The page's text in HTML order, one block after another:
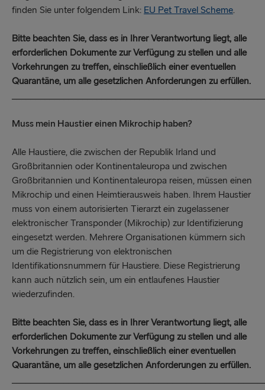
finden Sie unter folgendem Link: EU Pet Travel Scheme.
Bitte beachten Sie, dass es in Ihrer Verantwortung liegt, alle
erforderlichen Dokumente zur Verfügung zu stellen und alle
Vorkehrungen zu treffen, einschließlich einer eventuellen
Quarantäne, um alle gesetzlichen Anforderungen zu erfüllen.
Muss mein Haustier einen Mikrochip haben?
Alle Haustiere, die zwischen der Republik Irland und
Großbritannien oder Kontinentaleuropa und zwischen
Großbritannien und Kontinentaleuropa reisen, müssen einen
Mikrochip und einen Heimtierausweis haben. Ihrem Haustier
muss von einem autorisierten Tierarzt ein zugelassener
elektronischer Transponder (Mikrochip) zur Identifizierung
eingesetzt werden. Mehrere Organisationen kümmern sich
um die Registrierung von elektronischen
Identifikationsnummern für Haustiere. Diese Registrierung
kann auch nützlich sein, um ein entlaufenes Haustier
wiederzufinden.
Bitte beachten Sie, dass es in Ihrer Verantwortung liegt, alle
erforderlichen Dokumente zur Verfügung zu stellen und alle
Vorkehrungen zu treffen, einschließlich einer eventuellen
Quarantäne, um alle gesetzlichen Anforderungen zu erfüllen.